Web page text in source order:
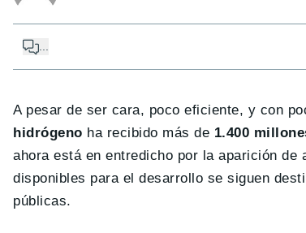
...
A pesar de ser cara, poco eficiente, y con
hidrógeno ha recibido más de 1.400
ahora está en entredicho por la aparición
disponibles para el desarrollo se siguen
públicas.